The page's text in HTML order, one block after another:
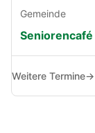
Gemeinde
Seniorencafé
Weitere Termine→